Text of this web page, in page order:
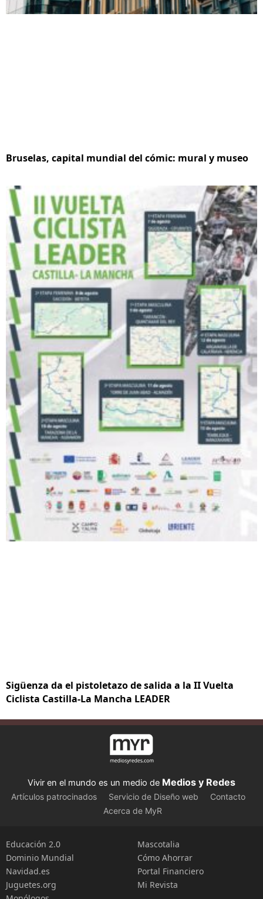
Bruselas, capital mundial del cómic: mural y museo
Sigüenza da el pistoletazo de salida a la II Vuelta
Ciclista Castilla-La Mancha LEADER
Vivir en el mundo es un medio de Medios y Redes
Artículos patrocinados Servicio de Diseño web
Contacto
Acerca de MyR
Educación 2.0
Dominio Mundial
Navidad.es
Juguetes.org
Mascotalia
Cómo Ahorrar
Portal Financiero
Mi Revista